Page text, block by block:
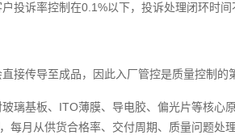
投诉率控制在0.1%以下，投诉处理闭环时间
接传导至成品，因此入厂管控是质量控制
璃基板、ITO薄膜、导电胶、偏光片等核
每月从供货合格率、交付周期、质量问题处